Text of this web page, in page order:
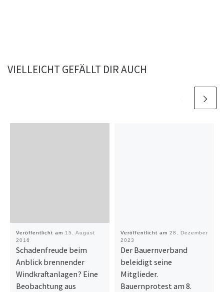
VIELLEICHT GEFÄLLT DIR AUCH
Veröffentlicht am 15. August
2016
Schadenfreude beim
Anblick brennender
Windkraftanlagen? Eine
Beobachtung aus
Veröffentlicht am 28. Dezember
2023
Der Bauernverband
beleidigt seine
Mitglieder.
Bauernprotest am 8.